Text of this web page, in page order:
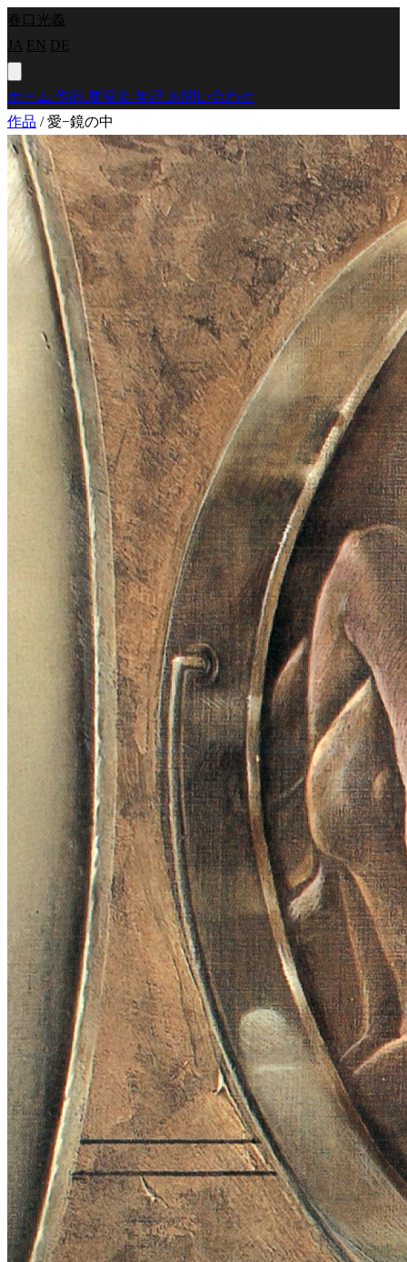
春口光義
JA EN DE
ホーム 作品 展覧会 年譜 お問い合わせ
作品 / 愛−鏡の中